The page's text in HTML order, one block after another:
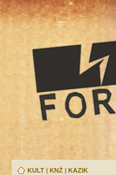
KULT | KNŻ | KAZIK